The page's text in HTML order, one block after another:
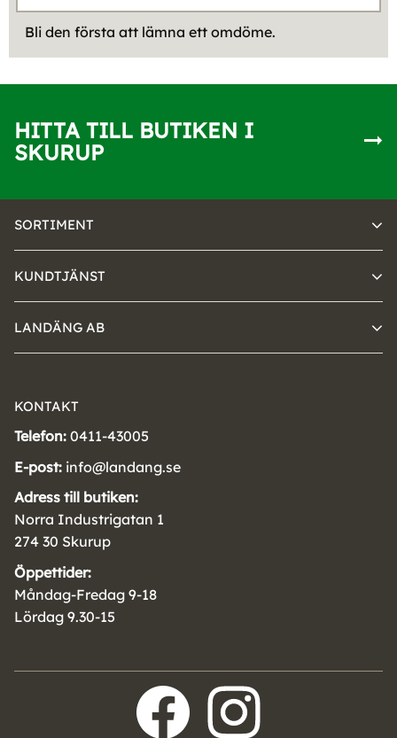
Bli den första att lämna ett omdöme.
HITTA TILL BUTIKEN I
SKURUP
SORTIMENT
KUNDTJÄNST
LANDÄNG AB
KONTAKT
Telefon: 0411-43005
E-post: info@landang.se
Adress till butiken:
Norra Industrigatan 1
274 30 Skurup
Öppettider:
Måndag-Fredag 9-18
Lördag 9.30-15